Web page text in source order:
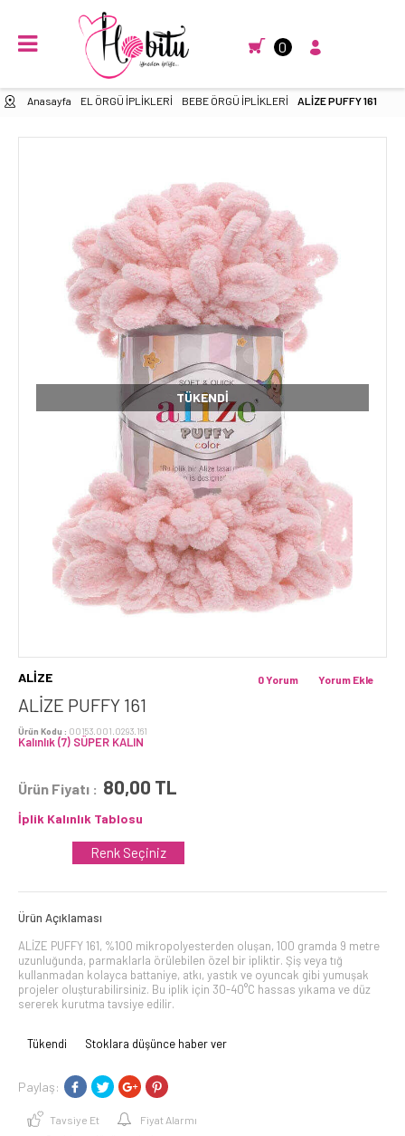
0
Anasayfa EL ÖRGÜ İPLİKLERİ BEBE ÖRGÜ İPLİKLERİ ALİZE PUFFY 161
TÜKENDI
ALİZE
ALİZE PUFFY 161
Ürün Kodu : 00153.001.0293.161
Kalınlık (7) SÜPER KALIN
Yorum Ekle
0 Yorum
Ürün Fiyatı : 80,00 TL
İplik Kalınlık Tablosu
Renk Seçiniz
Ürün Açıklaması
ALİZE PUFFY 161, %100 mikropolyesterden oluşan, 100 gramda 9 metre
uzunluğunda, parmaklarla örülebilen özel bir ipliktir. Şiş veya tığ
kullanmadan kolayca battaniye, atkı, yastık ve oyuncak gibi yumuşak
projeler oluşturabilirsiniz. Bu iplik için 30-40°C hassas yıkama ve düz
sererek kurutma tavsiye edilir.
Tükendi Stoklara düşünce haber ver
Paylaş:
Tavsiye Et Fiyat Alarmı